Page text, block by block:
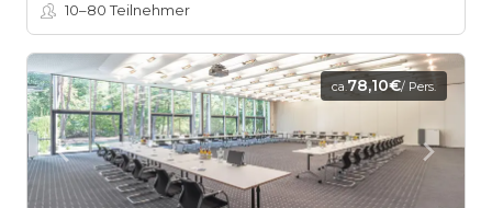
10–80Teilnehmer
ca.78,10€/ Pers.